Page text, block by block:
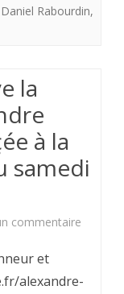
Daniel Rabourdin,
la
à la
samedi
commentaire
et
alexandre-